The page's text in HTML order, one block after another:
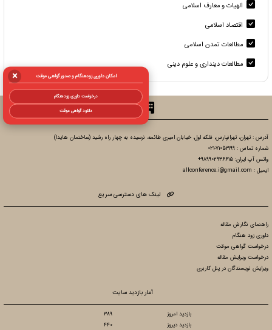
الهیات و معارف اسلامی
اقتصاد اسلامی
مطالعات تمدن اسلامی
مطالعات دینداری و علوم دینی
دبیرخانه
آدرس : تهران، تهرانپارس، فلکه اول، خیابان امیری طائمه، نرسیده به چهار راه رشید (ساختمان هایدا)
شماره تماس : 71053199-021
واتس آپ ایران: 989902936615+
ایمیل : allconference.i@gmail.com
لینک های دسترسی سریع
راهنمای نگارش مقاله
داوری زود هنگام
درخواست گواهی موقت
درخواست ویرایش مقاله
ویرایش نویسندگان در پنل کاربری
آمار بازدید سایت
بازدید امروز
389
بازدید دیروز
440
× امکان داوری زودهنگام و صدور گواهی موقت
درخواست داوری زودهنگام
دانلود گواهی موقت